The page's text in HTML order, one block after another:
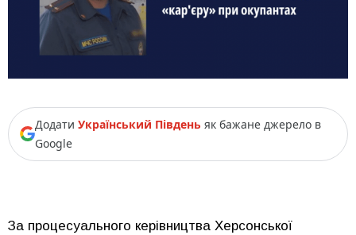
Додати Український Південь як бажане джерело в
Google
За процесуального керівництва Херсонської